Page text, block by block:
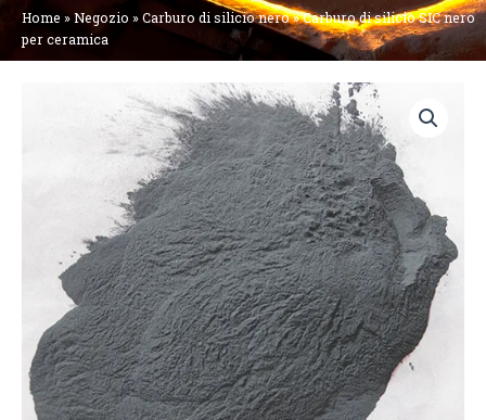
Home »Negozio »Carburo di silicio nero»Carburo di silicio SIC nero
per ceramica